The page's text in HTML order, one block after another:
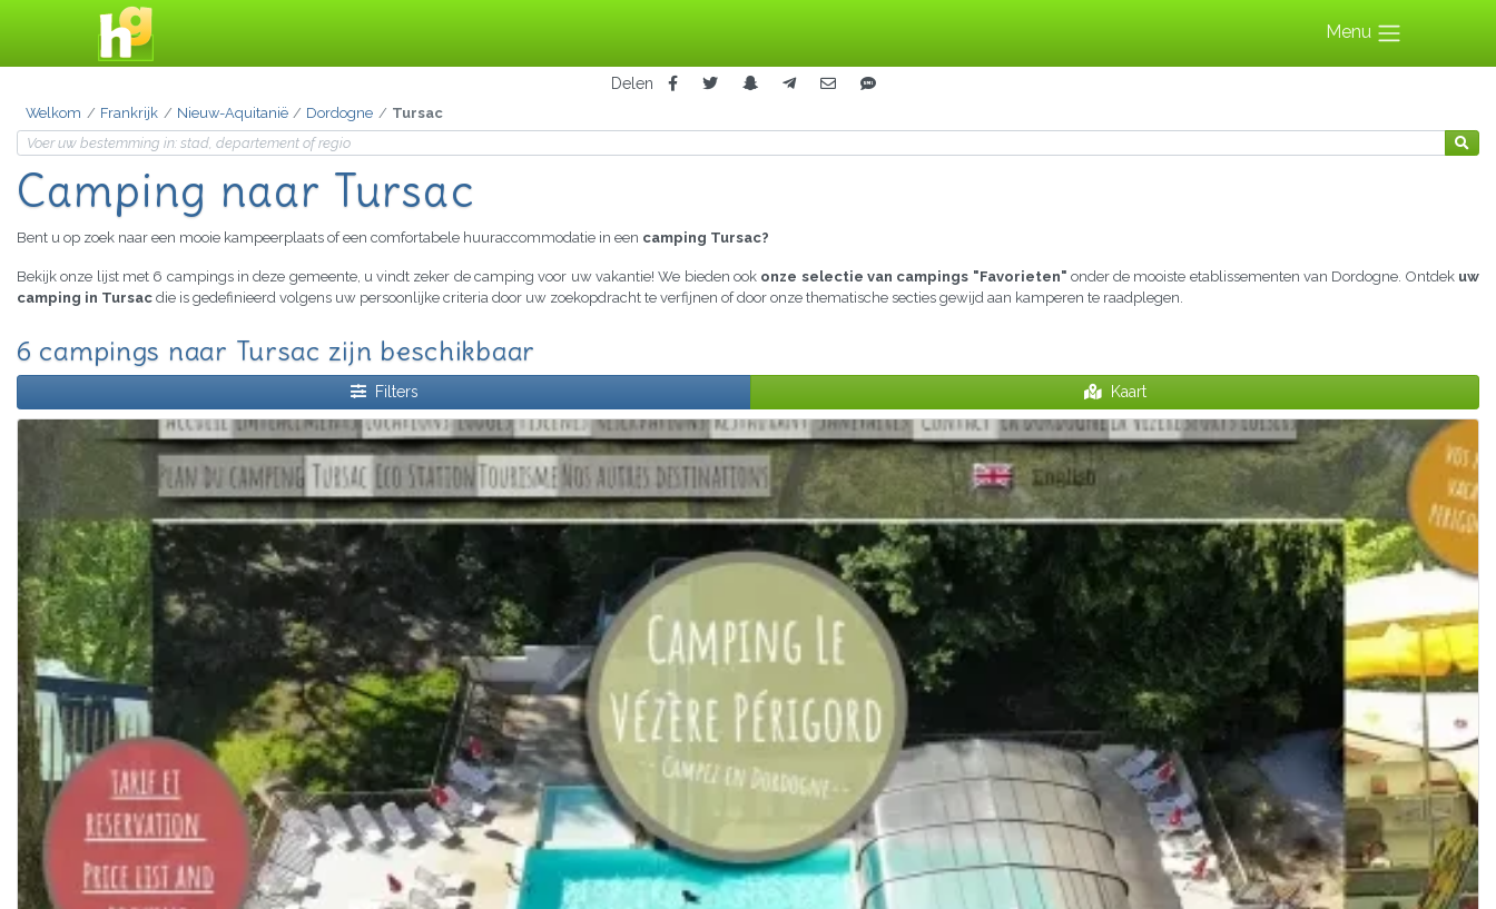
Menu
Delen
Welkom Frankrijk Nieuw-Aquitanië Dordogne Tursac
Camping naar Tursac
Bent u op zoek naar een mooie kampeerplaats of een comfortabele huuraccommodatie in een camping Tursac?
Bekijk onze lijst met 6 campings in deze gemeente, u vindt zeker de camping voor uw vakantie! We bieden ook onze selectie van campings "Favorieten" onder de mooiste etablissementen van Dordogne. Ontdek uw
camping in Tursac die is gedefinieerd volgens uw persoonlijke criteria door uw zoekopdracht te verfijnen of door onze thematische secties gewijd aan kamperen te raadplegen.
6 campings naar Tursac zijn beschikbaar
Filters Kaart